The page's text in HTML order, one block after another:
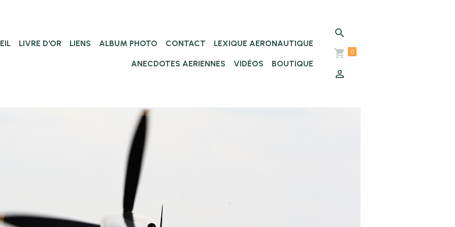
LIVRE D'OR LIENS ALBUM PHOTO CONTACT LEXIQUE AERONAUTIQUE
ANECDOTES AERIENNES VIDÉOS BOUTIQUE
0